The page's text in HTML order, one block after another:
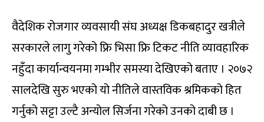
वैदेशिक रोजगार व्यवसायी संघ अध्यक्ष डिकबहादुर खत्रीले
सरकारले लागु गरेको फ्रि भिसा फ्रि टिकट नीति व्यावहारिक
नहुँदा कार्यान्वयनमा गम्भीर समस्या देखिएको बताए । २०७२
सालदेखि सुरु भएको यो नीतिले वास्तविक श्रमिकको हित
गर्नुको सट्टा उल्टै अन्योल सिर्जना गरेको उनको दाबी छ ।